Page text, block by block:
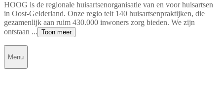
HOOG is de regionale huisartsenorganisatie van en voor huisartsen
in Oost-Gelderland. Onze regio telt 140 huisartsenpraktijken, die
gezamenlijk aan ruim 430.000 inwoners zorg bieden. We zijn
ontstaan ... Toon meer
Menu